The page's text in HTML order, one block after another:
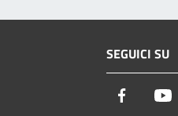
SEGUICI SU
Facebook